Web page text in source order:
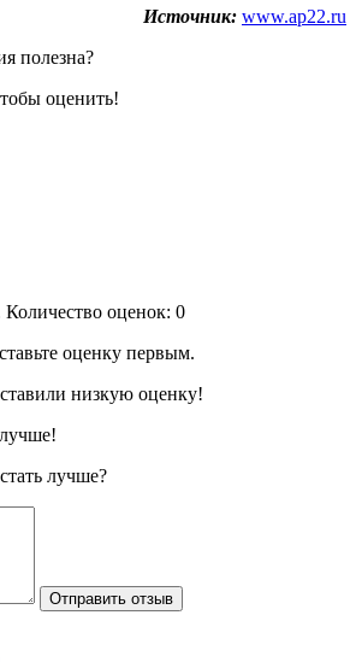
Источник: www.ap22.ru
полезна?
оценить!
Количество оценок: 0
оценку первым.
низкую оценку!
лучше?
Отправить отзыв